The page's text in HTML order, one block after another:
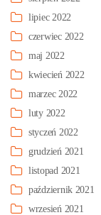
lipiec 2022
czerwiec 2022
maj 2022
kwiecień 2022
marzec 2022
luty 2022
styczeń 2022
grudzień 2021
listopad 2021
październik 2021
wrzesień 2021